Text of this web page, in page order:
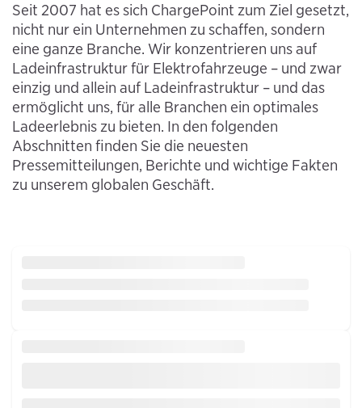
Seit 2007 hat es sich ChargePoint zum Ziel gesetzt,
nicht nur ein Unternehmen zu schaffen, sondern
eine ganze Branche. Wir konzentrieren uns auf
Ladeinfrastruktur für Elektrofahrzeuge – und zwar
einzig und allein auf Ladeinfrastruktur – und das
ermöglicht uns, für alle Branchen ein optimales
Ladeerlebnis zu bieten. In den folgenden
Abschnitten finden Sie die neuesten
Pressemitteilungen, Berichte und wichtige Fakten
zu unserem globalen Geschäft.